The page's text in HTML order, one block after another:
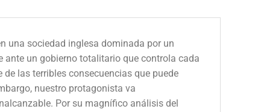
una sociedad inglesa dominada por un
ante un gobierno totalitario que controla cada
las terribles consecuencias que puede
nuestro protagonista va
Por su magnífico análisis del